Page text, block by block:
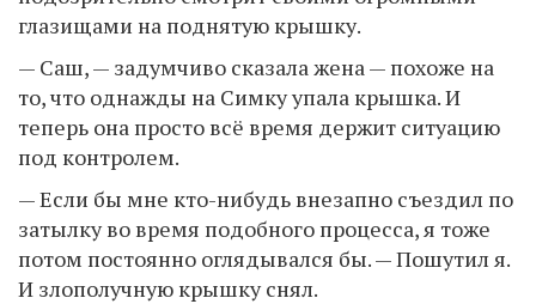
глазищами на поднятую крышку.
— Саш, — задумчиво сказала жена — похоже на
то, что однажды на Симку упала крышка. И
теперь она просто всё время держит ситуацию
под контролем.
— Если бы мне кто-нибудь внезапно съездил по
затылку во время подобного процесса, я тоже
потом постоянно оглядывался бы. — Пошутил я.
И злополучную крышку снял.